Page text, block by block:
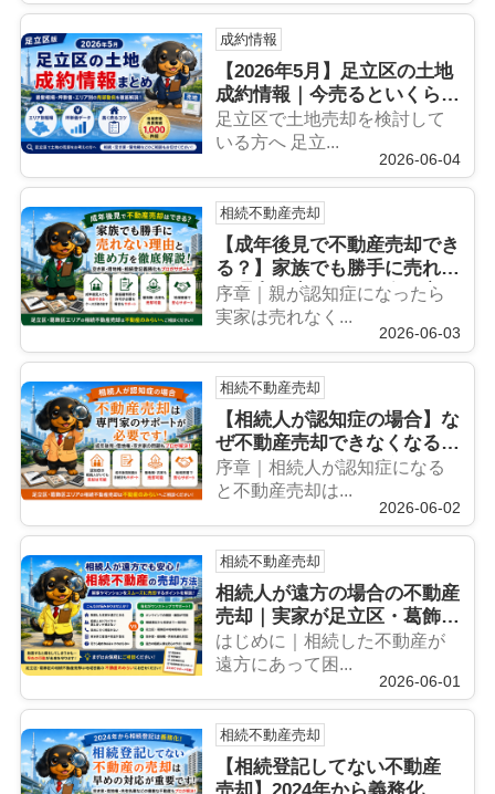
成約情報
【2026年5月】足立区の土地
成約情報｜今売るといくら？
最新相場をプロが解説
足立区で土地売却を検討して
いる方へ 足立...
2026-06-04
相続不動産売却
【成年後見で不動産売却でき
る？】家族でも勝手に売れな
い理由と失敗しない進め方を
徹底解説
序章｜親が認知症になったら
実家は売れなく...
2026-06-03
相続不動産売却
【相続人が認知症の場合】な
ぜ不動産売却できなくなるの
か？成年後見・空き家問題・
相続登記義務化まで徹底解説
序章｜相続人が認知症になる
と不動産売却は...
2026-06-02
相続不動産売却
相続人が遠方の場合の不動産
売却｜実家が足立区・葛飾区
でも安心して売却する方法
はじめに｜相続した不動産が
遠方にあって困...
2026-06-01
相続不動産売却
【相続登記してない不動産